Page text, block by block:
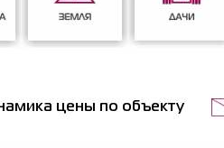
Земля Дачи
цены по объекту